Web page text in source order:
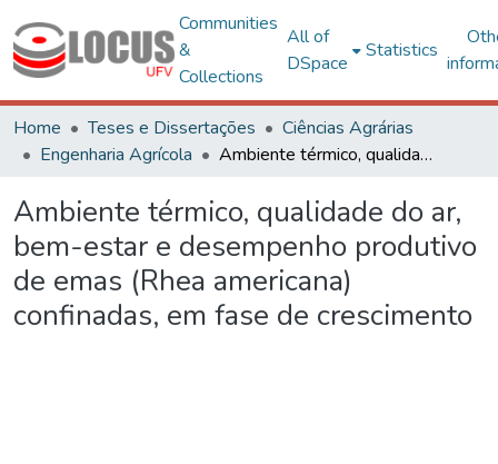
Communities
&
Collections
All of
DSpace
Statistics
Home Teses e Dissertações
Ciências Agrárias
Engenharia Agrícola
Ambiente térmico, qualidade do ar, bem-estar e desempenho produtivo de emas (Rhea americana) confinadas, em fase de crescimento
Ambiente térmico, qualidade do ar,
bem-estar e desempenho produtivo
de emas (Rhea americana)
confinadas, em fase de crescimento